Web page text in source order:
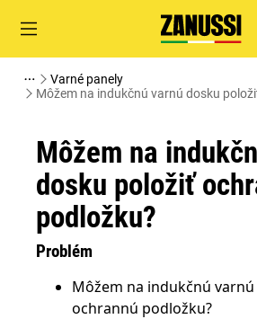
Varné panely
Môžem na indukčnú varnú dosku
Môžem na
dosku položiť
podložku?
Problém
Môžem na indukčnú
ochrannú podložku?